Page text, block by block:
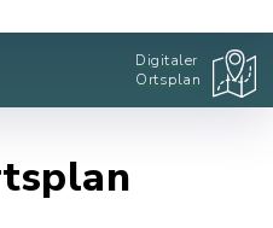
Digitaler
Ortsplan